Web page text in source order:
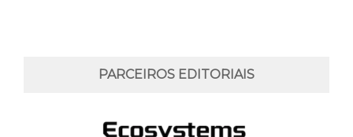
PARCEIROS EDITORIAIS